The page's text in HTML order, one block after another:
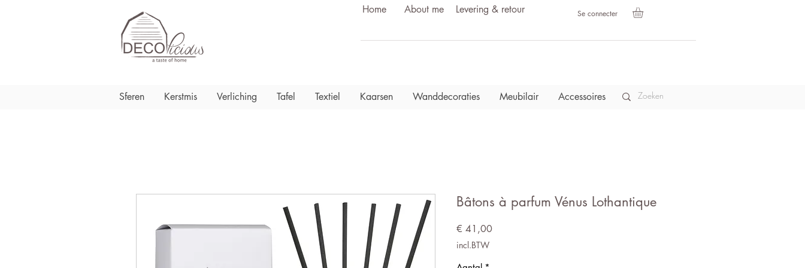
Home About me Levering & retour Se connecter
Sferen Kerstmis Verliching Tafel Textiel Kaarsen Wanddecoraties Meubilair Accessoires
Bâtons à parfum Vénus Lothantique
€ 41,00Prijs
incl.BTW